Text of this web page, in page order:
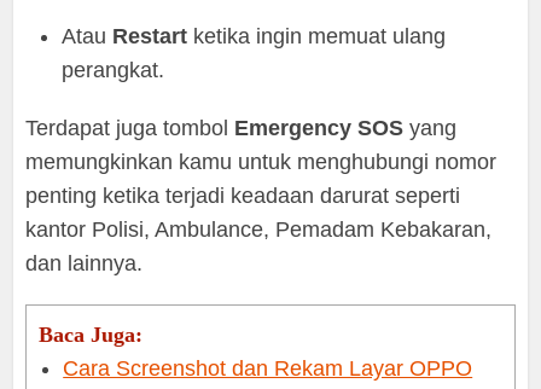
Atau Restart ketika ingin memuat ulang
perangkat.
Terdapat juga tombol Emergency SOS yang
memungkinkan kamu untuk menghubungi nomor
penting ketika terjadi keadaan darurat seperti
kantor Polisi, Ambulance, Pemadam Kebakaran,
dan lainnya.
Baca Juga:
Cara Screenshot dan Rekam Layar OPPO